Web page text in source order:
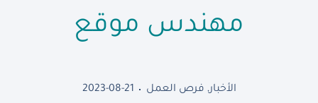
مهندس موقع
الأخبار, فرص العمل 2023-08-21